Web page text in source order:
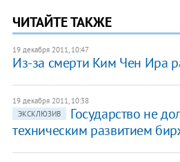
ЧИТАЙТЕ ТАКЖЕ
19 декабря 2011, 10:47
Из-за смерти Ким Чен Ира
19 декабря 2011, 10:38
ЭКСКЛЮЗИВ
Государство не
техническим развитием